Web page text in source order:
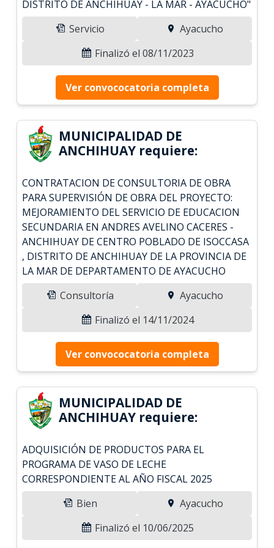
DISTRITO DE ANCHIHUAY - LA MAR - AYACUCHO"
Servicio
Ayacucho
Finalizó el 08/11/2023
Ver convococatoria completa
MUNICIPALIDAD DE
ANCHIHUAY requiere:
CONTRATACION DE CONSULTORIA DE OBRA
PARA SUPERVISIÓN DE OBRA DEL PROYECTO:
MEJORAMIENTO DEL SERVICIO DE EDUCACION
SECUNDARIA EN ANDRES AVELINO CACERES -
ANCHIHUAY DE CENTRO POBLADO DE ISOCCASA
, DISTRITO DE ANCHIHUAY DE LA PROVINCIA DE
LA MAR DE DEPARTAMENTO DE AYACUCHO
Consultoría
Ayacucho
Finalizó el 14/11/2024
Ver convococatoria completa
MUNICIPALIDAD DE
ANCHIHUAY requiere:
ADQUISICIÓN DE PRODUCTOS PARA EL
PROGRAMA DE VASO DE LECHE
CORRESPONDIENTE AL AÑO FISCAL 2025
Bien
Ayacucho
Finalizó el 10/06/2025